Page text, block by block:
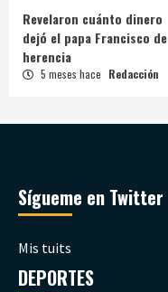
Revelaron cuánto dinero
dejó el papa Francisco de
herencia
5 meses hace Redacción
Sígueme en Twitter
Mis tuits
DEPORTES